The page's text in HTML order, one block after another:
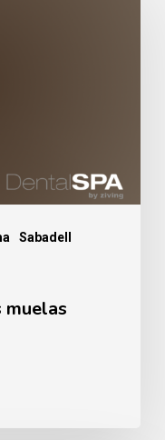
Sabadell
muelas